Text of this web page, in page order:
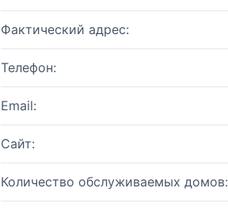
Фактический адрес:
Телефон:
Email:
Сайт:
Количество обслуживаемых домов: